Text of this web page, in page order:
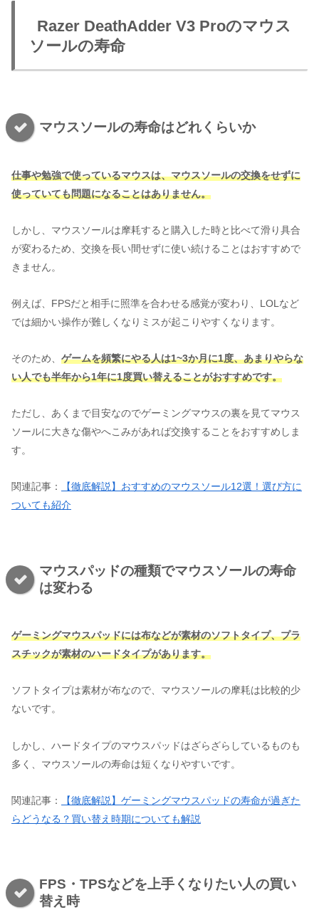
Razer DeathAdder V3 Proのマウス
ソールの寿命
マウスソールの寿命はどれくらいか
仕事や勉強で使っているマウスは、マウスソールの交換をせずに
使っていても問題になることはありません。
しかし、マウスソールは摩耗すると購入した時と比べて滑り具合
が変わるため、交換を長い間せずに使い続けることはおすすめで
きません。
例えば、FPSだと相手に照準を合わせる感覚が変わり、LOLなど
では細かい操作が難しくなりミスが起こりやすくなります。
そのため、 ゲームを頻繁にやる人は1~3か月に1度、あまりやらな
い人でも半年から1年に1度買い替えることがおすすめです。
ただし、あくまで目安なのでゲーミングマウスの裏を見てマウス
ソールに大きな傷やへこみがあれば交換することをおすすめしま
す。
関連記事：
【徹底解説】おすすめのマウスソール12選！選び方に
ついても紹介
マウスパッドの種類でマウスソールの寿命
は変わる
ゲーミングマウスパッドには布などが素材のソフトタイプ、プラ
スチックが素材のハードタイプがあります。
ソフトタイプは素材が布なので、マウスソールの摩耗は比較的少
ないです。
しかし、ハードタイプのマウスパッドはざらざらしているものも
多く、マウスソールの寿命は短くなりやすいです。
関連記事：
【徹底解説】ゲーミングマウスパッドの寿命が過ぎた
らどうなる？買い替え時期についても解説
FPS・TPSなどを上手くなりたい人の買い
替え時